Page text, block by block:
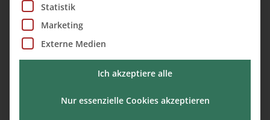
Bootstour mit dem
Solarboot
Statistik
Marketing
Externe Medien
Ich akzeptiere alle
Nur essenzielle Cookies akzeptieren